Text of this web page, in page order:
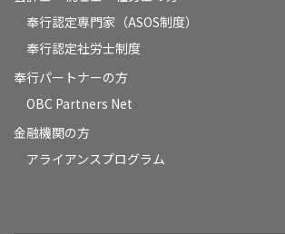
奉行認定専門家（ASOS制度）
奉行認定社労士制度
奉行パートナーの方
OBC Partners Net
金融機関の方
アライアンスプログラム